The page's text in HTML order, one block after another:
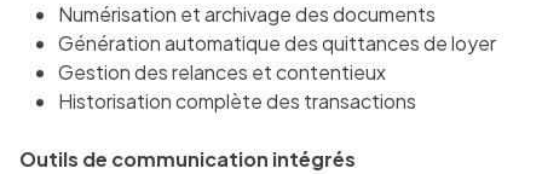
Numérisation et archivage des documents
Génération automatique des quittances de loyer
Gestion des relances et contentieux
Historisation complète des transactions
Outils de communication intégrés